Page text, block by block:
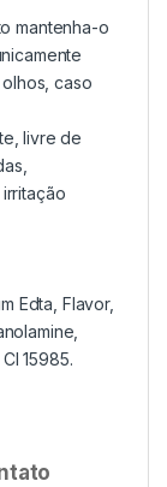
mantenha-o
caso
livre de
Edta, Flavor,
15985.